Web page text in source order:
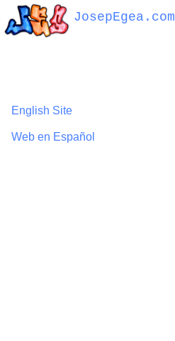
English Site
Web en Español
JosepEgea.com